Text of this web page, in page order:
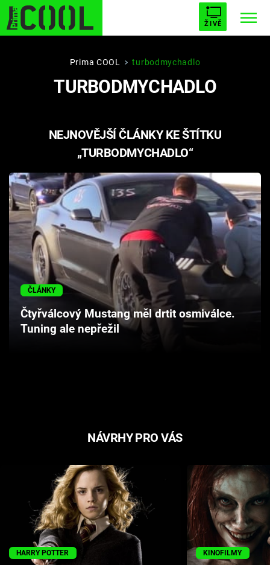
ŽIVĚ
STARHOUSE BUFFY, PŘEMOŽITELKA UPÍRŮ
PLNEJ KOTEL AVENGERS 5
Filmy
Seriály
Hry
Cool Esport
Pořady
Prima COOL turbodmychadlo
TURBODMYCHADLO
NEJNOVĚJŠÍ ČLÁNKY KE ŠTÍTKU
„TURBODMYCHADLO“
ČLÁNKY
Čtyřválcový Mustang měl drtit osmiválce.
Tuning ale nepřežil
NÁVRHY PRO VÁS
HARRY POTTER KINOFILMY